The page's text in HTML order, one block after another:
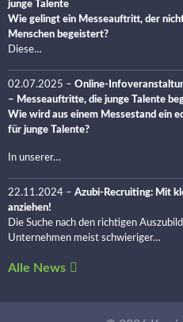
junge Talente
Wie gelingt ein Messeauftritt, der
Menschen begeistert?
Diese…
02.07.2025 – Online-
– Messeauftritte, die junge Talente
Wie wird aus einem Messestand ein
für junge Talente?
In unserer…
22.11.2024 – Azubi-Recruiting: Mit
anziehen!
Die Suche nach den richtigen
Unternehmen meist schwieriger…
Alle News